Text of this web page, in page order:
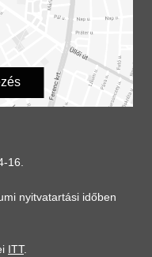
16.
nyitvatartási időben
ITT.